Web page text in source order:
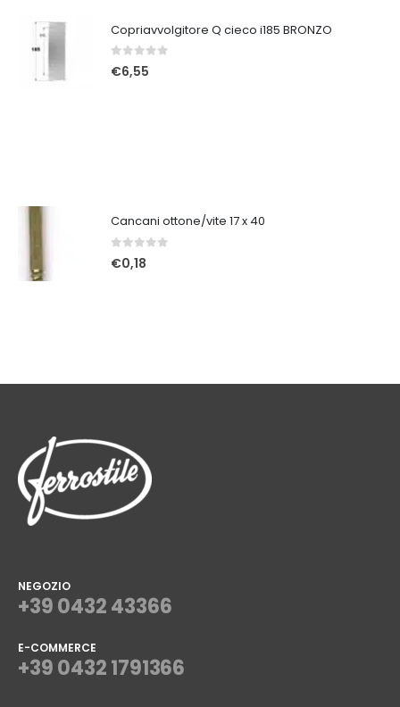
Copriavvolgitore Q cieco i185 BRONZO
0Su 5
€6,55
Cancani ottone/vite 17 x 40
0Su 5
€0,18
NEGOZIO
+39 0432 43366
E-COMMERCE
+39 0432 1791366